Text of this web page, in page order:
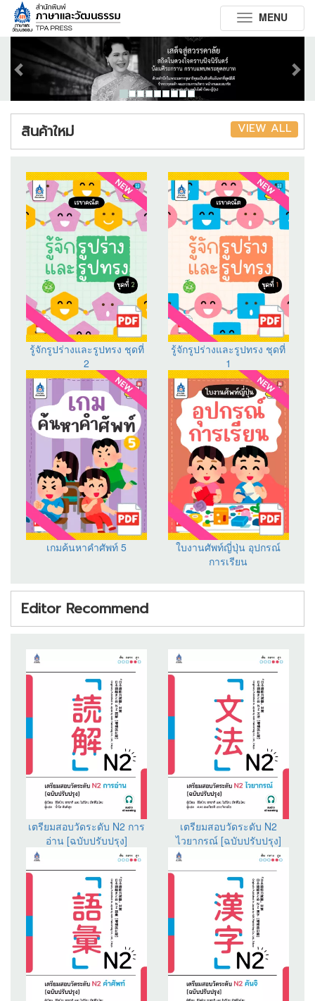
Toggle
navigation
MENU
Previous
สินค้าใหม่ VIEW ALL
รู้จักรูปร่างและรูปทรง ชุดที่
2
รู้จักรูปร่างและรูปทรง ชุดที่
1
เกมค้นหาคำศัพท์ 5
ใบงานศัพท์ญี่ปุ่น อุปกรณ์
การเรียน
Editor Recommend
เตรียมสอบวัดระดับ N2 การ
อ่าน [ฉบับปรับปรุง]
เตรียมสอบวัดระดับ N2
ไวยากรณ์ [ฉบับปรับปรุง]